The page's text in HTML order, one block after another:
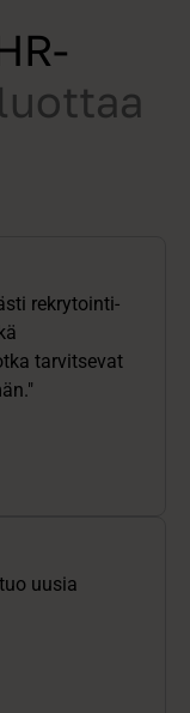
rekrytointi-
tarvitsevat
uusia